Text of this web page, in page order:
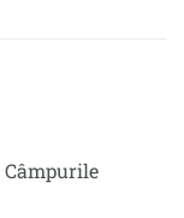
Câmpurile